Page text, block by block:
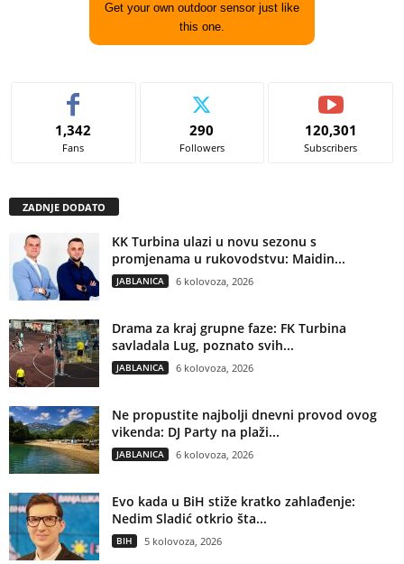
Get your own outdoor sensor just like
this one.
1,342
Fans
290
Followers
120,301
Subscribers
ZADNJE DODATO
KK Turbina ulazi u novu sezonu s
promjenama u rukovodstvu: Maidin...
JABLANICA 6 kolovoza, 2026
Drama za kraj grupne faze: FK Turbina
savladala Lug, poznato svih...
JABLANICA 6 kolovoza, 2026
Ne propustite najbolji dnevni provod ovog
vikenda: DJ Party na plaži...
JABLANICA 6 kolovoza, 2026
Evo kada u BiH stiže kratko zahlađenje:
Nedim Sladić otkrio šta...
BIH 5 kolovoza, 2026